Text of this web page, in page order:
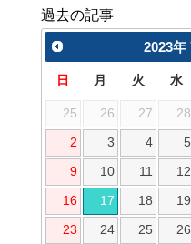
過去の記事
2023年
日 月 火 水
25 26 27 28
2 3 4 5
9 10 11 12
16 17 18 19
23 24 25 26